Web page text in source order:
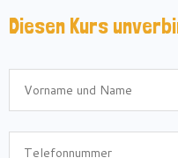
Diesen Kurs